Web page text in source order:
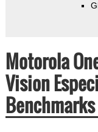
Motorola
Vision
Benchmarks